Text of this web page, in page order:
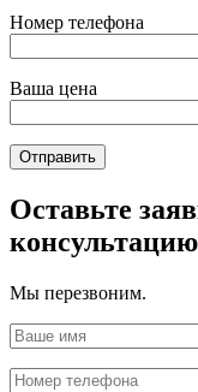
Номер телефона
Ваша цена
Отправить
Оставьте
консультацию
Мы перезвоним.